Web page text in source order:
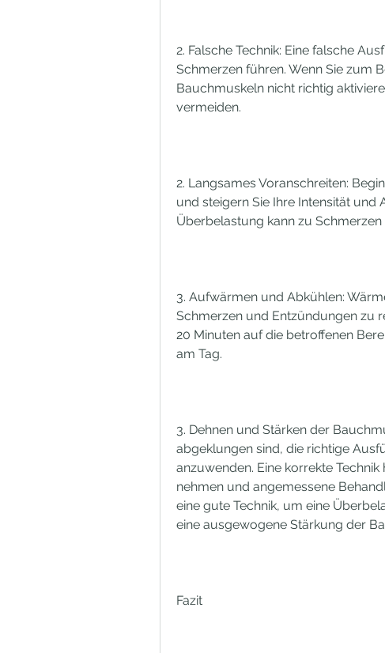
2. Falsche Technik: Eine falsche
Schmerzen führen. Wenn Sie zum
Bauchmuskeln nicht richtig
vermeiden.
2. Langsames Voranschreiten:
und steigern Sie Ihre Intensität und
Überbelastung kann zu Schmerzen
3. Aufwärmen und Abkühlen:
Schmerzen und Entzündungen zu
20 Minuten auf die betroffenen
am Tag.
3. Dehnen und Stärken der
abgeklungen sind, die richtige
anzuwenden. Eine korrekte
nehmen und angemessene
eine gute Technik, um eine
eine ausgewogene Stärkung der
Fazit